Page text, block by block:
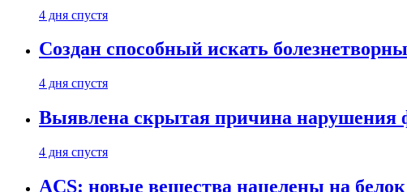
4 дня спустя
Создан способный искать
4 дня спустя
Выявлена скрытая причина нарушения
4 дня спустя
ACS: новые вещества нацелены на